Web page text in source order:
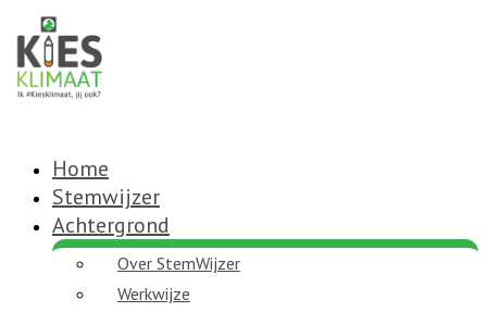
Home
Stemwijzer
Achtergrond
Over StemWijzer
Werkwijze